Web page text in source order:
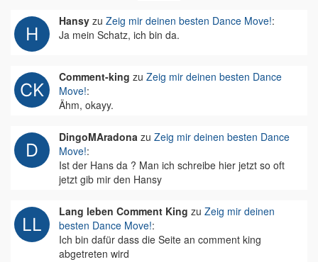
Hansy zu Zeig mir deinen besten Dance Move!:
Ja mein Schatz, ich bin da.
Comment-king zu Zeig mir deinen besten Dance
Move!:
Ähm, okayy.
DingoMAradona zu Zeig mir deinen besten Dance
Move!:
Ist der Hans da ? Man ich schreibe hier jetzt so oft
jetzt gib mir den Hansy
Lang leben Comment King zu Zeig mir deinen
besten Dance Move!:
Ich bin dafür dass die Seite an comment king
abgetreten wird